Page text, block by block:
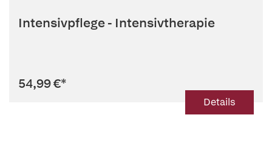
Intensivpflege - Intensivtherapie
54,99 €*
Details